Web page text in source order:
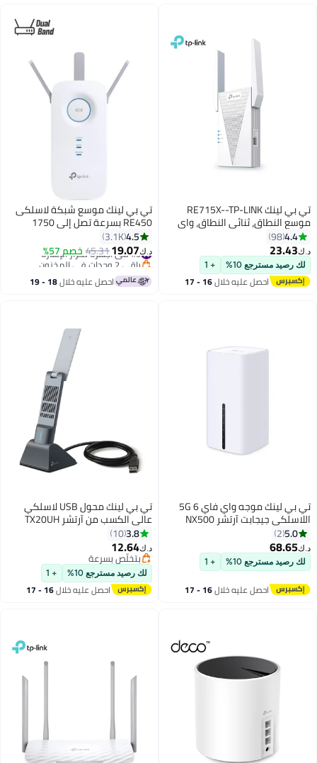
تي بي لينك RE715X--TP-LINK
موسع النطاق، ثنائي النطاق، واي
مربعًا، ما يصل إلى 32 مستخدمًا،
أبيض
4.4
98
د.ك‏23.43
لك رصيد مسترجع 10% + 1
احصل عليه خلال 16 - 17
تي بي لينك موسع شبكة لاسلكى
RE450 بسرعة تصل إلى 1750
ميجابايت في الثانية، معزز واي فاي
ثنائي النطاق ومعزز للإنترنت من تي
بي لينك AC1750 أبيض
4.5
3.1K
د.ك‏19.07
45.31خصم 57% #9 في أجهزة تكرار الإشارة
باقي 2 وحدات في المخزون
#9 في أجهزة تكرار الإشارة
احصل عليه خلال 18 - 19
تي بي لينك موجه واي فاي 6 5G
اللاسلكي جيجابت آرتشر NX500
تنزيل تصل إلى 4.67Gbps، منفذ
للتوصيل والتشغيل، متوافق مع
EasyMesh
5.0
2
د.ك‏68.65
لك رصيد مسترجع 10% + 1
احصل عليه خلال 16 - 17
تي بي لينك محول USB لاسلكي
عالي الكسب من آرتشر TX20UH
AX1800
3.8
10
د.ك‏12.64
بتخلّص بسرعة
بتخلّص بسرعة
لك رصيد مسترجع 10% + 1
احصل عليه خلال 16 - 17